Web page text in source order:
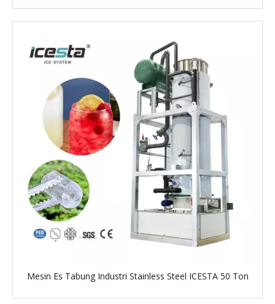
Mesin Es Tabung Industri Stainless Steel ICESTA 50 Ton